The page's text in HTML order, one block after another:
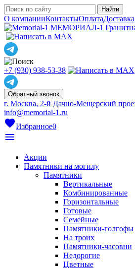
О компанииКонтактыОплатаДоставка
МЕМОРИАЛ-1
+7 (930) 938-53-38
Обратный звонок
г. Москва, 2-й Дачно-Мещерский
info@memorial-1.ru
favoriteИзбранное0
menu
Акции
Памятники на могилу
Памятники
Вертикальные
Комбинированные
Горизонтальные
Готовые
Семейные
Памятники-голгофы
На троих
Памятники-часовни
Недорогие
Цветные